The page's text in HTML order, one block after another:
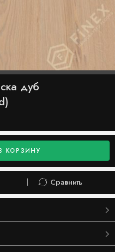
дуб
КОРЗИНУ
Сравнить
Сравнить